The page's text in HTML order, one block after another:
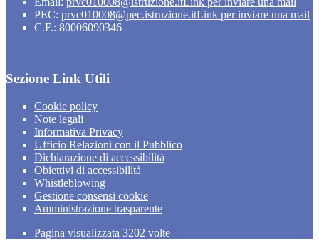
PEC: prvc010008@pec.istruzione.itLink per inviare una mail
C.F.: 80006090346
Sezione Link Utili
Cookie policy
Note legali
Informativa Privacy
Ufficio Relazioni con il Pubblico
Dichiarazione di accessibilità
Obiettivi di accessibilità
Whistleblowing
Gestione consensi cookie
Amministrazione trasparente
Pagina visualizzata 3202 volte